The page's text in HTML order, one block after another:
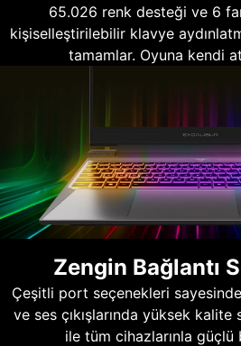
65.026 renk desteği ve 6
kişiselleştirilebilir klavye
tamamlar. Oyuna kendi
Zengin Bağlantı
Çeşitli port seçenekleri
ve ses çıkışlarında yüksek
ile tüm cihazlarınla güçlü